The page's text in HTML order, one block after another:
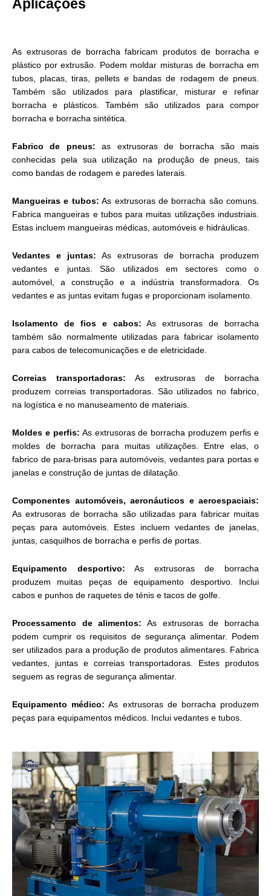
Aplicações
As extrusoras de borracha fabricam produtos de borracha e
plástico por extrusão. Podem moldar misturas de borracha em
tubos, placas, tiras, pellets e bandas de rodagem de pneus.
Também são utilizados para plastificar, misturar e refinar
borracha e plásticos. Também são utilizados para compor
borracha e borracha sintética.
Fabrico de pneus: as extrusoras de borracha são mais
conhecidas pela sua utilização na produção de pneus, tais
como bandas de rodagem e paredes laterais.
Mangueiras e tubos: As extrusoras de borracha são comuns.
Fabrica mangueiras e tubos para muitas utilizações industriais.
Estas incluem mangueiras médicas, automóveis e hidráulicas.
Vedantes e juntas: As extrusoras de borracha produzem
vedantes e juntas. São utilizados em sectores como o
automóvel, a construção e a indústria transformadora. Os
vedantes e as juntas evitam fugas e proporcionam isolamento.
Isolamento de fios e cabos: As extrusoras de borracha
também são normalmente utilizadas para fabricar isolamento
para cabos de telecomunicações e de eletricidade.
Correias transportadoras: As extrusoras de borracha
produzem correias transportadoras. São utilizados no fabrico,
na logística e no manuseamento de materiais.
Moldes e perfis: As extrusoras de borracha produzem perfis e
moldes de borracha para muitas utilizações. Entre elas, o
fabrico de para-brisas para automóveis, vedantes para portas e
janelas e construção de juntas de dilatação.
Componentes automóveis, aeronáuticos e aeroespaciais:
As extrusoras de borracha são utilizadas para fabricar muitas
peças para automóveis. Estes incluem vedantes de janelas,
juntas, casquilhos de borracha e perfis de portas.
Equipamento desportivo: As extrusoras de borracha
produzem muitas peças de equipamento desportivo. Inclui
cabos e punhos de raquetes de ténis e tacos de golfe.
Processamento de alimentos: As extrusoras de borracha
podem cumprir os requisitos de segurança alimentar. Podem
ser utilizados para a produção de produtos alimentares. Fabrica
vedantes, juntas e correias transportadoras. Estes produtos
seguem as regras de segurança alimentar.
Equipamento médico: As extrusoras de borracha produzem
peças para equipamentos médicos. Inclui vedantes e tubos.